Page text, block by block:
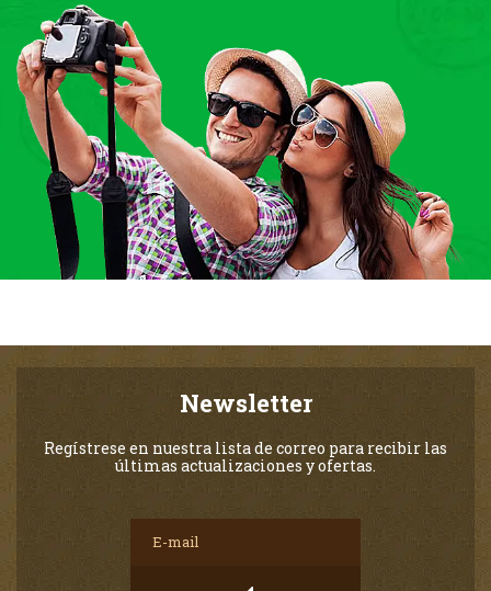
Newsletter
Regístrese en nuestra lista de correo para recibir las
últimas actualizaciones y ofertas.